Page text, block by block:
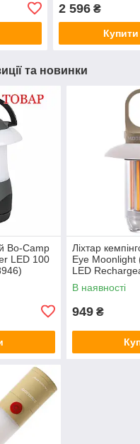
(5818735)
2 596₴
Купити
та новинки
Bo-Camp
LED 100
Ліхтар
Eye Moonlight
LED
(FCL0029)
В наявності
949 ₴